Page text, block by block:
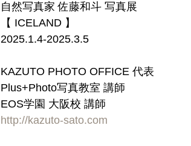
自然写真家 佐藤和斗 写真展
【 ICELAND 】
2025.1.4-2025.3.5
KAZUTO PHOTO OFFICE 代表
Plus+Photo写真教室 講師
EOS学園 大阪校 講師
http://kazuto-sato.com